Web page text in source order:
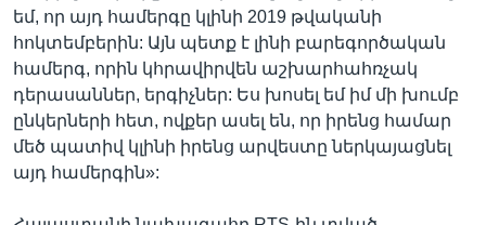
եմ, որ այդ համերգը կլինի 2019 թվականի
հոկտեմբերին: Այն պետք է լինի բարեգործական
համերգ, որին կհրավիրվեն աշխարհահռչակ
դերասաններ, երգիչներ: Ես խոսել եմ իմ մի խումբ
ընկերների հետ, ովքեր ասել են, որ իրենց համար
մեծ պատիվ կլինի իրենց արվեստը ներկայացնել
այդ համերգին»: